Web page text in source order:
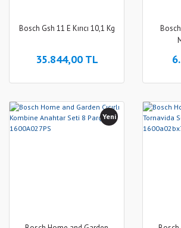
Bosch Gsh 11 E Kırıcı 10,1 Kg
35.844,00 TL
Yeni